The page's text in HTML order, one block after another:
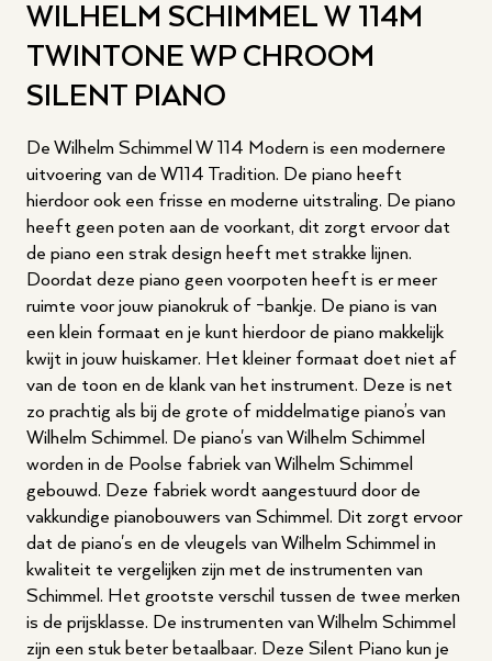
WILHELM SCHIMMEL W 114M
TWINTONE WP CHROOM
SILENT PIANO
De Wilhelm Schimmel W 114 Modern is een modernere
uitvoering van de W114 Tradition. De piano heeft
hierdoor ook een frisse en moderne uitstraling. De piano
heeft geen poten aan de voorkant, dit zorgt ervoor dat
de piano een strak design heeft met strakke lijnen.
Doordat deze piano geen voorpoten heeft is er meer
ruimte voor jouw pianokruk of -bankje. De piano is van
een klein formaat en je kunt hierdoor de piano makkelijk
kwijt in jouw huiskamer. Het kleiner formaat doet niet af
van de toon en de klank van het instrument. Deze is net
zo prachtig als bij de grote of middelmatige piano’s van
Wilhelm Schimmel. De piano's van Wilhelm Schimmel
worden in de Poolse fabriek van Wilhelm Schimmel
gebouwd. Deze fabriek wordt aangestuurd door de
vakkundige pianobouwers van Schimmel. Dit zorgt ervoor
dat de piano's en de vleugels van Wilhelm Schimmel in
kwaliteit te vergelijken zijn met de instrumenten van
Schimmel. Het grootste verschil tussen de twee merken
is de prijsklasse. De instrumenten van Wilhelm Schimmel
zijn een stuk beter betaalbaar. Deze Silent Piano kun je